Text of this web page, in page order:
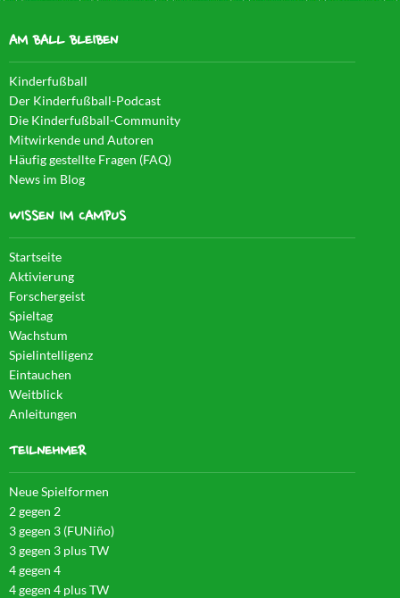
AM BALL BLEIBEN
Kinderfußball
Der Kinderfußball-Podcast
Die Kinderfußball-Community
Mitwirkende und Autoren
Häufig gestellte Fragen (FAQ)
News im Blog
WISSEN IM CAMPUS
Startseite
Aktivierung
Forschergeist
Spieltag
Wachstum
Spielintelligenz
Eintauchen
Weitblick
Anleitungen
TEILNEHMER
Neue Spielformen
2 gegen 2
3 gegen 3 (FUNiño)
3 gegen 3 plus TW
4 gegen 4
4 gegen 4 plus TW